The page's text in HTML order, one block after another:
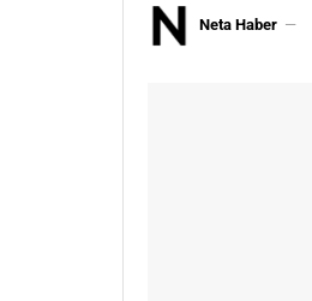
Neta Haber